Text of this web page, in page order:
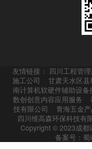
友情链接： 四川工程管
施工公司
甘肃天水区
南计算机软硬件辅助设备
数创创意内容应用服务
技有限公司
青海五金
四川维高森环保科技有
Copyright © 2023成都
备案号：